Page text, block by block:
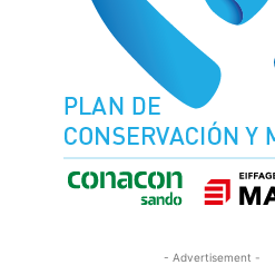
- Advertisement -